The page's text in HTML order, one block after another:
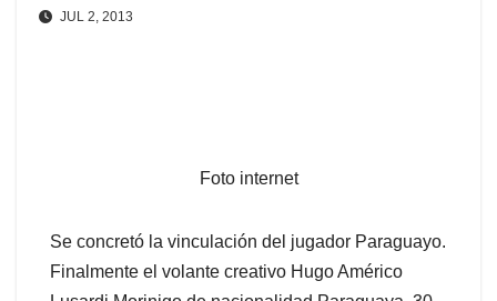
JUL 2, 2013
Foto internet
Se concretó la vinculación del jugador Paraguayo.
Finalmente el volante creativo Hugo Américo